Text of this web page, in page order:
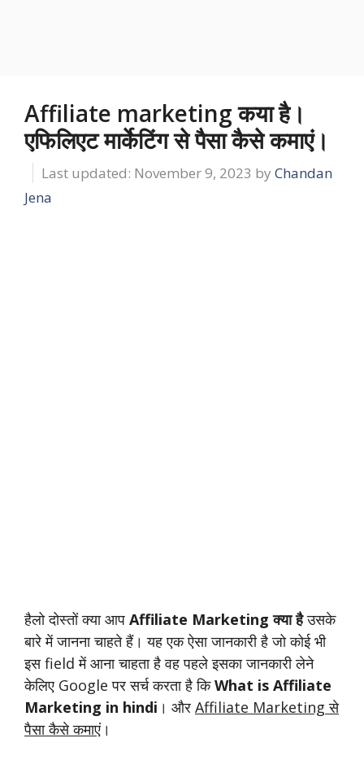
Affiliate marketing कया है।
एफिलिएट मार्केटिंग से पैसा कैसे कमाएं।
November 9, 2023 by Chandan
Jena
हैलो दोस्तों क्या आप Affiliate Marketing क्या हैउसके
बारे में जानना चाहते हैं। यह एक ऐसा जानकारी है जो कोई भी
इस field में आना चाहता है वह पहले इसका जानकारी लेने
केलिए Google पर सर्च करता है किWhat is Affiliate
Marketing in hindi । और Affiliate Marketing से
पैसा कैसे कमाएं।